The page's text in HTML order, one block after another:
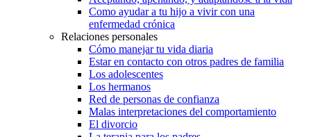
Como ayudar a tu hijo a vivir con una
enfermedad crónica
Relaciones personales
Cómo manejar tu vida diaria
Estar en contacto con otros padres de familia
Los adolescentes
Los hermanos
Red de personas de confianza
Malas interpretaciones del comportamiento
El divorcio